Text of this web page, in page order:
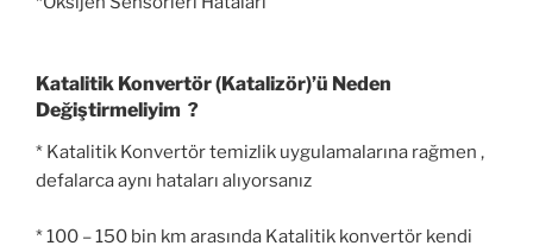
Katalitik Konvertör (Katalizör)’ü Neden
Değiştirmeliyim ?
* Katalitik Konvertör temizlik uygulamalarına rağmen ,
defalarca aynı hataları alıyorsanız
* 100 – 150 bin km arasında Katalitik konvertör kendi